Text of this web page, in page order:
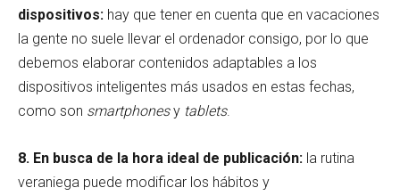
dispositivos: hay que tener en cuenta que en vacaciones
la gente no suele llevar el ordenador consigo, por lo que
debemos elaborar contenidos adaptables a los
dispositivos inteligentes más usados en estas fechas,
como son smartphonesy tablets.
8. En busca de la hora ideal de publicación: la rutina
veraniega puede modificar los hábitos y